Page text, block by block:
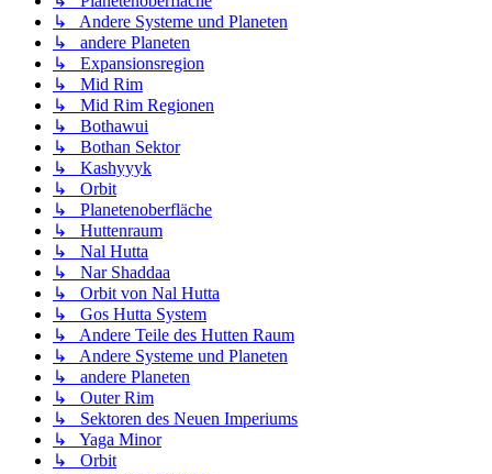
↳ Andere Systeme und Planeten
↳ andere Planeten
↳ Expansionsregion
↳ Mid Rim
↳ Mid Rim Regionen
↳ Bothawui
↳ Bothan Sektor
↳ Kashyyyk
↳ Orbit
↳ Planetenoberfläche
↳ Huttenraum
↳ Nal Hutta
↳ Nar Shaddaa
↳ Orbit von Nal Hutta
↳ Gos Hutta System
↳ Andere Teile des Hutten Raum
↳ Andere Systeme und Planeten
↳ andere Planeten
↳ Outer Rim
↳ Sektoren des Neuen Imperiums
↳ Yaga Minor
↳ Orbit